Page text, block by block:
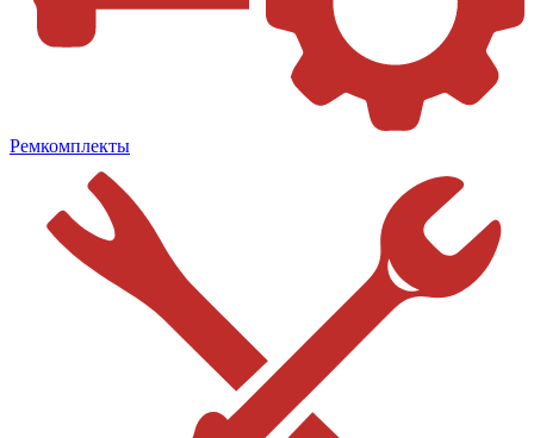
Ремкомплекты